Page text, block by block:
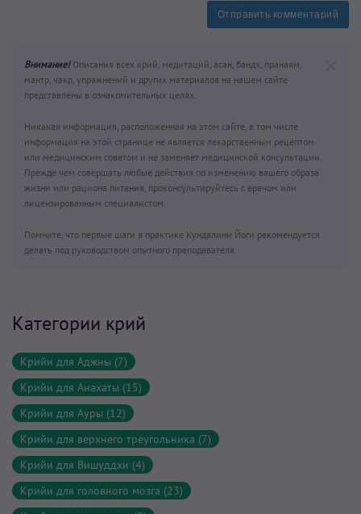
Отправить комментарий
Внимание!Описания всех крий, медитаций, асан, бандх, пранаям,
мантр, чакр, упражнений и других материалов на нашем сайте
представлены в ознакомительных целях.
Никакая информация, расположенная на этом сайте, в том числе
информация на этой странице не является лекарственным рецептом
или медицинским советом и не заменяет медицинской консультации.
Прежде чем совершать любые действия по изменению вашего образа
жизни или рациона питания, проконсультируйтесь с врачом или
лицензированным специалистом.
Помните, что первые шаги в практике Кундалини Йоги рекомендуется
делать под руководством опытного преподавателя.
Категории крий
Крийи для Аджны (7)
Крийи для Анахаты (15)
Крийи для Ауры (12)
Крийи для верхнего треугольника (7)
Крийи для Вишуддхи (4)
Крийи для головного мозга (23)